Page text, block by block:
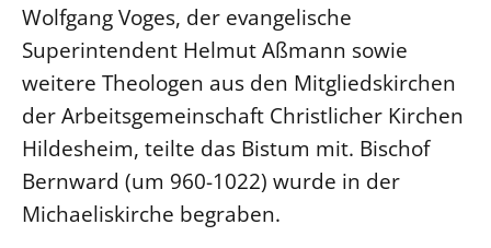
Wolfgang Voges, der evangelische
Superintendent Helmut Aßmann sowie
weitere Theologen aus den Mitgliedskirchen
der Arbeitsgemeinschaft Christlicher Kirchen
Hildesheim, teilte das Bistum mit. Bischof
Bernward (um 960-1022) wurde in der
Michaeliskirche begraben.
Datenschutz
Geschäftsstelle Landessynode
LANDESSYNODE
27. Landessynode
Kontakt